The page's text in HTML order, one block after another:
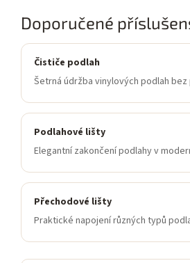
Doporučené
Čističe podlah
Šetrná údržba vinylových podlah
Podlahové lišty
Elegantní zakončení podlahy v
Přechodové lišty
Praktické napojení různých typů